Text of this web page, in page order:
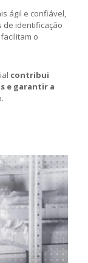
ágil e confiável,
de identificação
o
contribui
e garantir a